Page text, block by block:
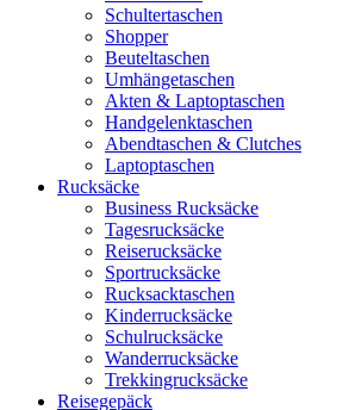
Schultertaschen
Shopper
Beuteltaschen
Umhängetaschen
Akten & Laptoptaschen
Handgelenktaschen
Abendtaschen & Clutches
Laptoptaschen
Rucksäcke
Business Rucksäcke
Tagesrucksäcke
Reiserucksäcke
Sportrucksäcke
Rucksacktaschen
Kinderrucksäcke
Schulrucksäcke
Wanderrucksäcke
Trekkingrucksäcke
Reisegepäck